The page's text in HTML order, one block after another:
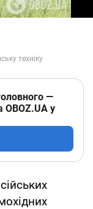
—
OBOZ.UA у